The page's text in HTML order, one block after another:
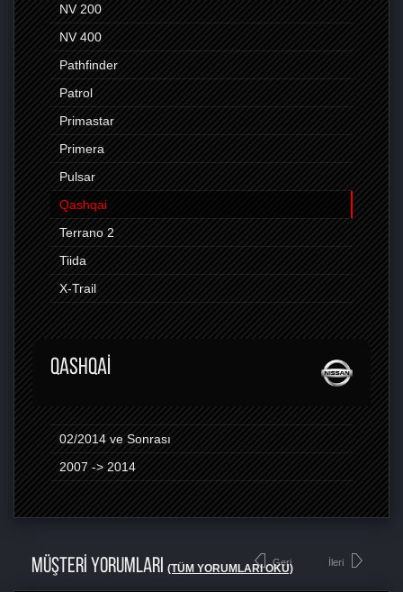
NV 200
NV 400
Pathfinder
Patrol
Primastar
Primera
Pulsar
Qashqai
Terrano 2
Tiida
X-Trail
QASHQAI
02/2014 ve Sonrası
2007 -> 2014
MÜŞTERİ YORUMLARI (TÜM YORUMLARI OKU)
Geri İleri